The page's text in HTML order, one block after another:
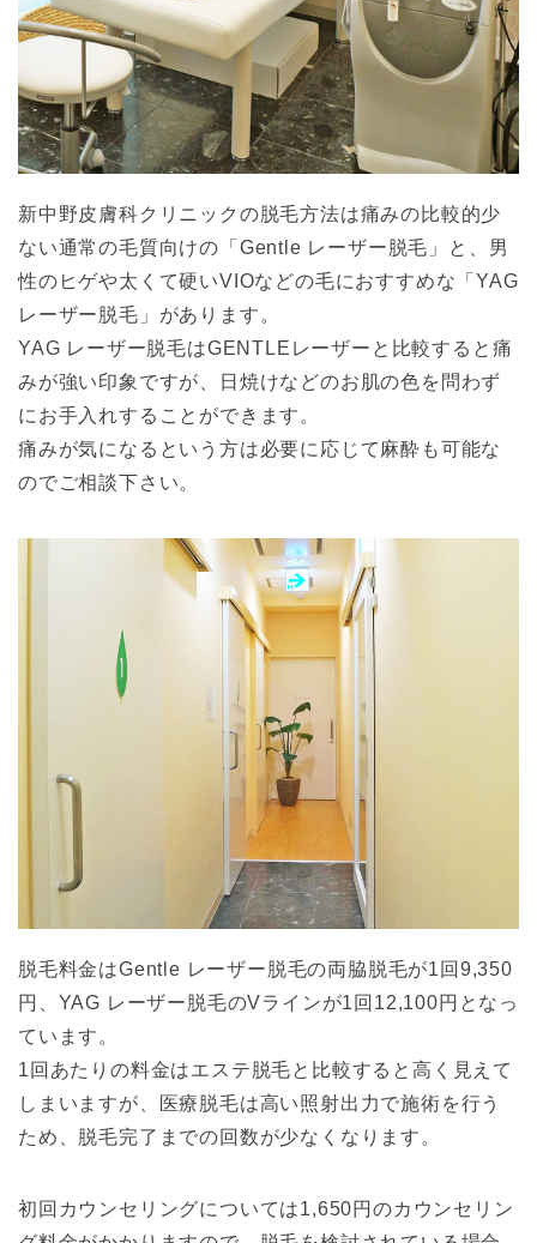
新中野皮膚科クリニックの脱毛方法は痛みの比較的少
ない通常の毛質向けの「Gentle レーザー脱毛」と、男
性のヒゲや太くて硬いVIOなどの毛におすすめな「YAG
レーザー脱毛」があります。
YAG レーザー脱毛はGENTLEレーザーと比較すると痛
みが強い印象ですが、日焼けなどのお肌の色を問わず
にお手入れすることができます。
痛みが気になるという方は必要に応じて麻酔も可能な
のでご相談下さい。
脱毛料金はGentle レーザー脱毛の両脇脱毛が1回9,350
円、YAG レーザー脱毛のVラインが1回12,100円となっ
ています。
1回あたりの料金はエステ脱毛と比較すると高く見えて
しまいますが、医療脱毛は高い照射出力で施術を行う
ため、脱毛完了までの回数が少なくなります。
初回カウンセリングについては1,650円のカウンセリン